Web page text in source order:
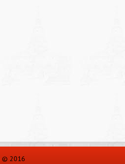
© 2016